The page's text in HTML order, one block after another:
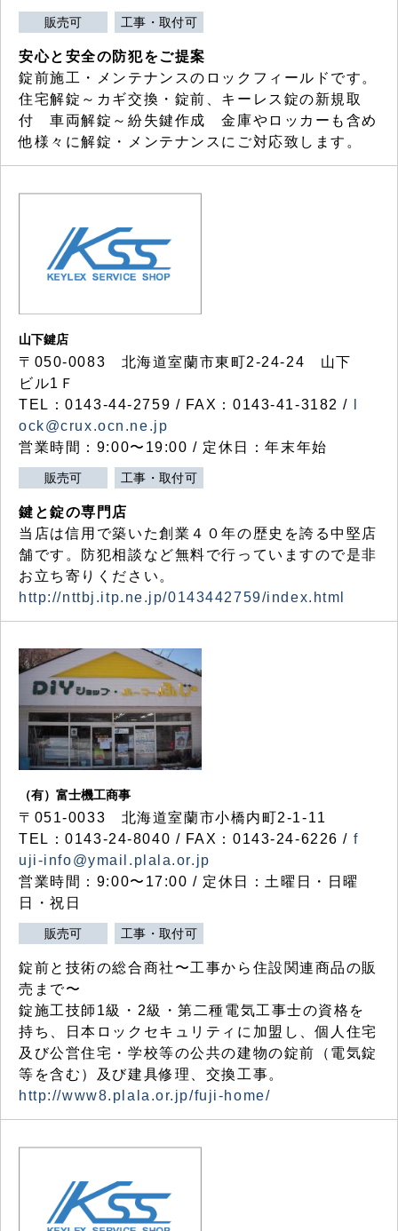
販売可 工事・取付可
安心と安全の防犯をご提案
錠前施工・メンテナンスのロックフィールドです。
住宅解錠～カギ交換・錠前、キーレス錠の新規取
付 車両解錠～紛失鍵作成 金庫やロッカーも含め
他様々に解錠・メンテナンスにご対応致します。
山下鍵店
〒050-0083 北海道室蘭市東町2-24-24 山下
ビル1Ｆ
TEL：0143-44-2759 / FAX：0143-41-3182 /
ock@crux.ocn.ne.jp
営業時間：9:00〜19:00 / 定休日：年末年始
販売可 工事・取付可
鍵と錠の専門店
当店は信用で築いた創業４０年の歴史を誇る中堅店
舗です。防犯相談など無料で行っていますので是非
お立ち寄りください。
http://nttbj.itp.ne.jp/0143442759/index.html
（有）富士機工商事
〒051-0033 北海道室蘭市小橋内町2-1-11
TEL：0143-24-8040 / FAX：0143-24-6226 / f
uji-info@ymail.plala.or.jp
営業時間：9:00〜17:00 / 定休日：土曜日・日曜
日・祝日
販売可 工事・取付可
錠前と技術の総合商社〜工事から住設関連商品の販
売まで〜
錠施工技師1級・2級・第二種電気工事士の資格を
持ち、日本ロックセキュリティに加盟し、個人住宅
及び公営住宅・学校等の公共の建物の錠前（電気錠
等を含む）及び建具修理、交換工事。
http://www8.plala.or.jp/fuji-home/